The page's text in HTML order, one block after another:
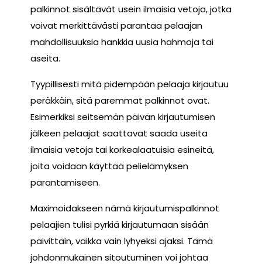
palkinnot sisältävät usein ilmaisia vetoja, jotka
voivat merkittävästi parantaa pelaajan
mahdollisuuksia hankkia uusia hahmoja tai
aseita.
Tyypillisesti mitä pidempään pelaaja kirjautuu
peräkkäin, sitä paremmat palkinnot ovat.
Esimerkiksi seitsemän päivän kirjautumisen
jälkeen pelaajat saattavat saada useita
ilmaisia vetoja tai korkealaatuisia esineitä,
joita voidaan käyttää pelielämyksen
parantamiseen.
Maximoidakseen nämä kirjautumispalkinnot
pelaajien tulisi pyrkiä kirjautumaan sisään
päivittäin, vaikka vain lyhyeksi ajaksi. Tämä
johdonmukainen sitoutuminen voi johtaa